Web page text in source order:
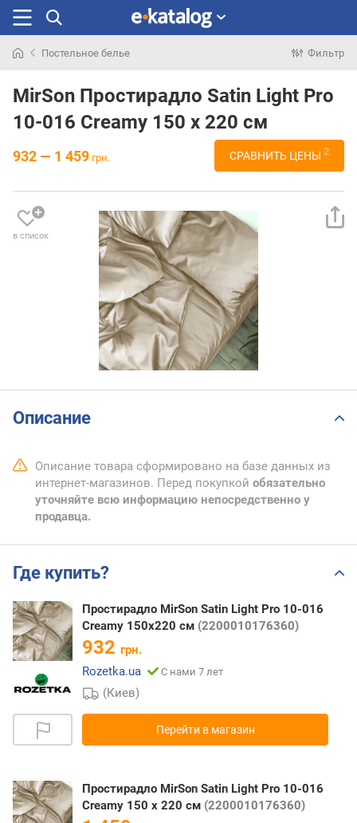
раньше
Постельное белье Фильтр
MirSon Простирадло Satin Light Pro
10-016 Creamy 150 х 220 см
932 — 1 459 грн. СРАВНИТЬ ЦЕНЫ 2
в список
Описание
Описание товара сформировано на базе данных из
интернет-магазинов. Перед покупкой обязательно
уточняйте всю информацию непосредственно у
продавца.
Где купить?
Простирадло MirSon Satin Light Pro 10-016
Creamy 150х220 см (2200010176360)
932 грн.
Rozetka.ua
С нами 7 лет
(Киев)
Перейти в магазин
Простирадло MirSon Satin Light Pro 10-016
Creamy 150 х 220 см (2200010176360)